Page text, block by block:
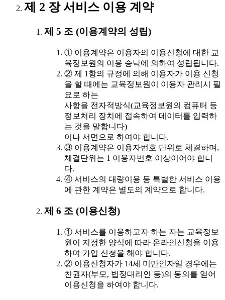
제 2 장 서비스 이용 계약
제 5 조 (이용계약의 성립)
① 이용계약은 이용자의 이용신청에 대한 교
육정보원의 이용 승낙에 의하여 성립됩니다.
② 제 1항의 규정에 의해 이용자가 이용 신청
을 할 때에는 교육정보원이 이용자 관리시 필
요로 하는
사항을 전자적방식(교육정보원의 컴퓨터 등
정보처리 장치에 접속하여 데이터를 입력하
는 것을 말합니다)
이나 서면으로 하여야 합니다.
③ 이용계약은 이용자번호 단위로 체결하며,
체결단위는 1 이용자번호 이상이어야 합니
다.
④ 서비스의 대량이용 등 특별한 서비스 이용
에 관한 계약은 별도의 계약으로 합니다.
제 6 조 (이용신청)
① 서비스를 이용하고자 하는 자는 교육정보
원이 지정한 양식에 따라 온라인신청을 이용
하여 가입 신청을 해야 합니다.
② 이용신청자가 14세 미만인자일 경우에는
친권자(부모, 법정대리인 등)의 동의를 얻어
이용신청을 하여야 합니다.